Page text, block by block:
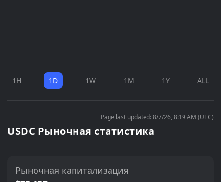
1H 1D 1W 1M 1Y ALL
Page last updated: 8/7/26, 8:19 AM (UTC)
USDC Рыночная статистика
Рыночная капитализация